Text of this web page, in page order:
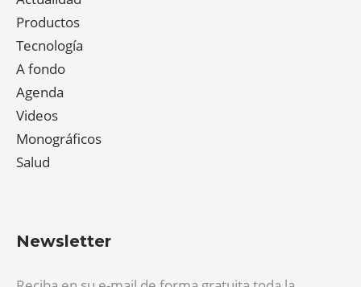
Productos
Tecnología
A fondo
Agenda
Videos
Monográficos
Salud
Newsletter